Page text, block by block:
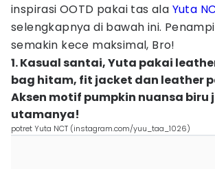
inspirasi OOTD pakai tas ala Yuta
selengkapnya di bawah ini.
semakin kece maksimal, Bro!
1. Kasual santai, Yuta pakai
bag hitam, fit jacket dan leather
Aksen motif pumpkin nuansa biru
utamanya!
potret Yuta NCT (instagram.com/yuu_taa_1026)